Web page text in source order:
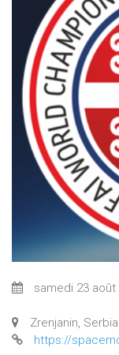
samedi 23 août
Zrenjanin, Serbia
https://